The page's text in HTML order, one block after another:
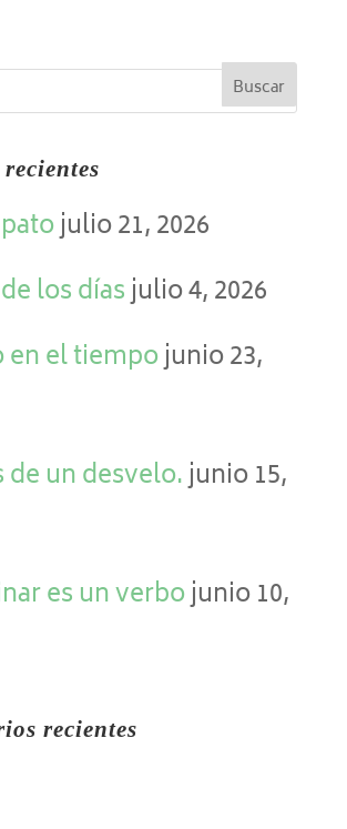
julio 21, 2026
los díasjulio 4, 2026
en el tiempojunio 23,
de un desvelo.junio 15,
es un verbojunio 10,
recientes